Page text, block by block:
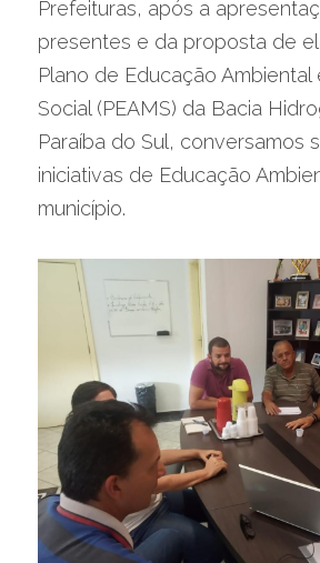
Prefeituras, após a
presentes e da proposta de
Plano de Educação Ambiental
Social (PEAMS) da Bacia
Paraíba do Sul, conversamos
iniciativas de Educação
município.